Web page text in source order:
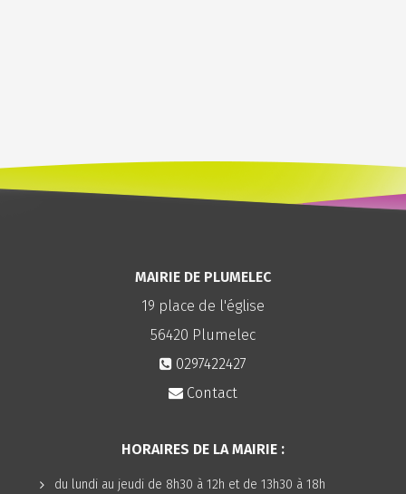
MAIRIE DE PLUMELEC
19 place de l'église
56420 Plumelec
0297422427
Contact
HORAIRES DE LA MAIRIE :
du lundi au jeudi de 8h30 à 12h et de 13h30 à 18h